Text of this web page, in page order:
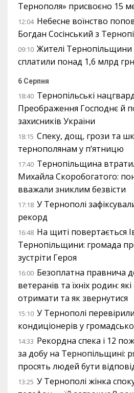
Тернополя» присвоєно 15
12:04 Небесне воїнство
Богдан Сосінський з
09:10 Жителі Тернопільщини
сплатили понад 1,6 млрд
6 Серпня
18:40 Тернопільські
Преображення Господнє й
захисників України
18:15 Спеку, дощ, грози та
тернополянам у п’ятницю
17:40 Тернопільщина
Михайла Скоробогатого:
вважали зниклим безвісти
17:18 У Тернополі
рекорд
16:48 На щиті повертається
Тернопільщини: громада
зустріти Героя
16:00 Безоплатна правнича
ветеранів та їхніх родин:
отримати та як звернутися
15:10 У Тернополі
кондиціонерів у
14:33 Рекордна спека і 12
за добу на Тернопільщині:
просять людей бути
13:25 У Тернополі жінка